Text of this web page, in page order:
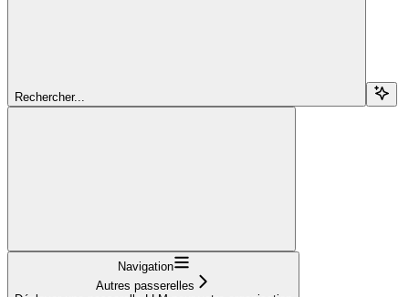
Rechercher...
Navigation
Autres passerelles